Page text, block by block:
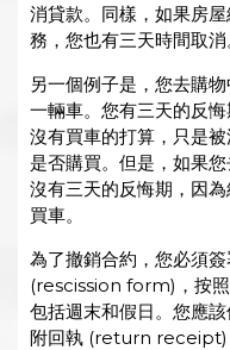
消貸款。同樣，如果房
務，您也有三天時間取消
另一個例子是，您去購
一輛車。您有三天的反
沒有買車的打算，只是
是否購買。但是，如果
沒有三天的反悔期，因
買車。
為了撤銷合約，您必須
(rescission form)，按照
包括週末和假日。您應
附回執 (return receipt)